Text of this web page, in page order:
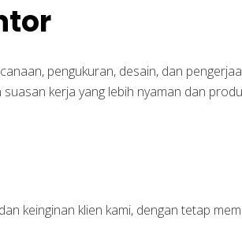
pengukuran, desain, dan
kerja yang lebih nyaman dan
keinginan klien kami, dengan tetap